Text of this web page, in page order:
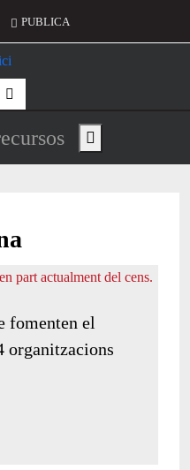
compte d'usuari
PUBLICA
de
Show main menu
fomenten el
organitzacions